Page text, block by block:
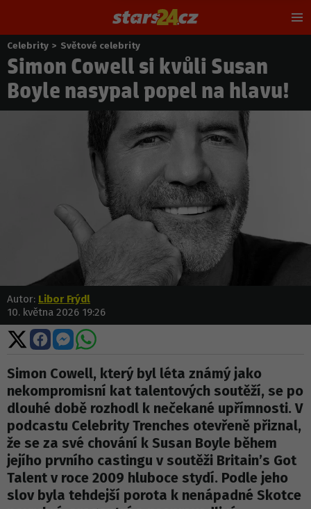
Nacházíte
se
zde:
Celebrity > Světové celebrity
Simon Cowell si kvůli Susan
Boyle nasypal popel na hlavu!
Autor: Libor Frýdl
10. května 2026 19:26
Sdílet
na
X
Sdílet
na
Facebooku
Sdílet
na
Messengeru
Sdílet
WhatsApp
Simon Cowell, který byl léta známý jako
nekompromisní kat talentových soutěží, se po
dlouhé době rozhodl k nečekané upřímnosti. V
podcastu Celebrity Trenches otevřeně přiznal,
že se za své chování k Susan Boyle během
jejího prvního castingu v soutěži Britain’s Got
Talent v roce 2009 hluboce stydí. Podle jeho
slov byla tehdejší porota k nenápadné Skotce